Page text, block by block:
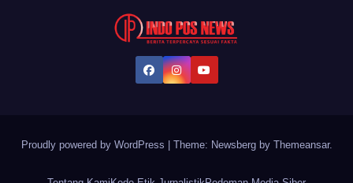
Proudly powered by WordPress Theme: Newsbergby Themeansar.